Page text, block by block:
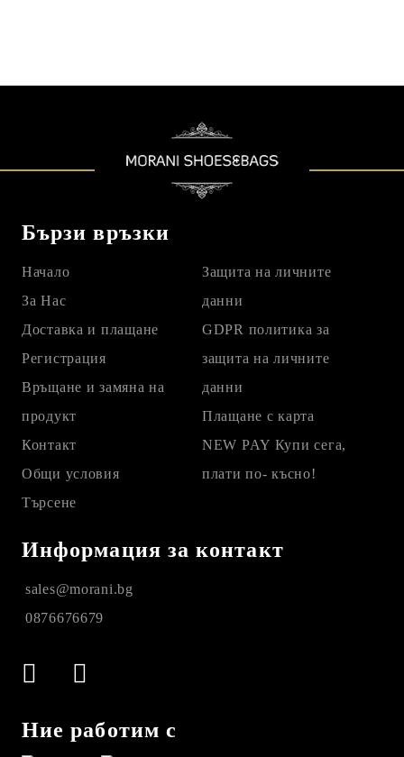
Бързи връзки
Начало
За Нас
Доставка и плащане
Регистрация
Връщане и замяна на
продукт
Контакт
Общи условия
Търсене
Защита на личните
данни
GDPR политика за
защита на личните
данни
Плащане с карта
NEW PAY Купи сега,
плати по- късно!
Информация за контакт
sales@morani.bg
0876676679
Ние работим с